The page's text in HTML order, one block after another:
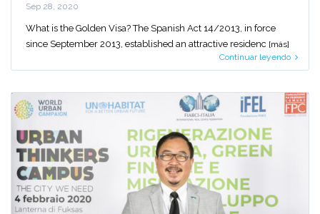
Sep 28, 2020
What is the Golden Visa? The Spanish Act 14/2013, in force
since September 2013, established an attractive residenc [más]
Continuar leyendo